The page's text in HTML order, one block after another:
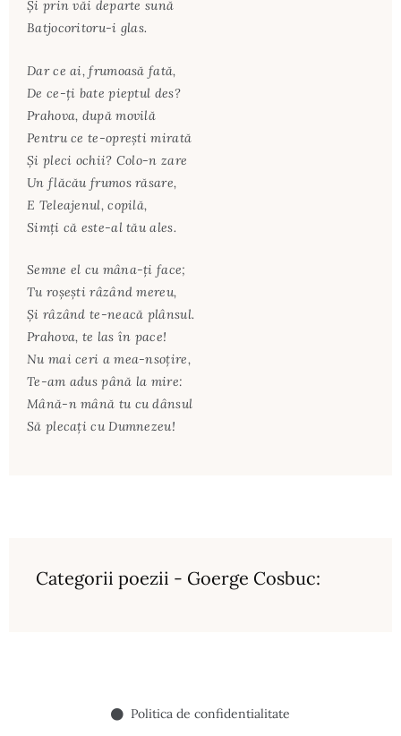
Şi prin văi departe sună
Batjocoritoru-i glas.
Dar ce ai, frumoasă fată,
De ce-ţi bate pieptul des?
Prahova, după movilă
Pentru ce te-opreşti mirată
Şi pleci ochii? Colo-n zare
Un flăcău frumos răsare,
E Teleajenul, copilă,
Simţi că este-al tău ales.
Semne el cu mâna-ţi face;
Tu roşeşti râzând mereu,
Şi râzând te-neacă plânsul.
Prahova, te las în pace!
Nu mai ceri a mea-nsoţire,
Te-am adus până la mire:
Mână-n mână tu cu dânsul
Să plecaţi cu Dumnezeu!
Categorii poezii - Goerge Cosbuc:
Politica de confidentialitate